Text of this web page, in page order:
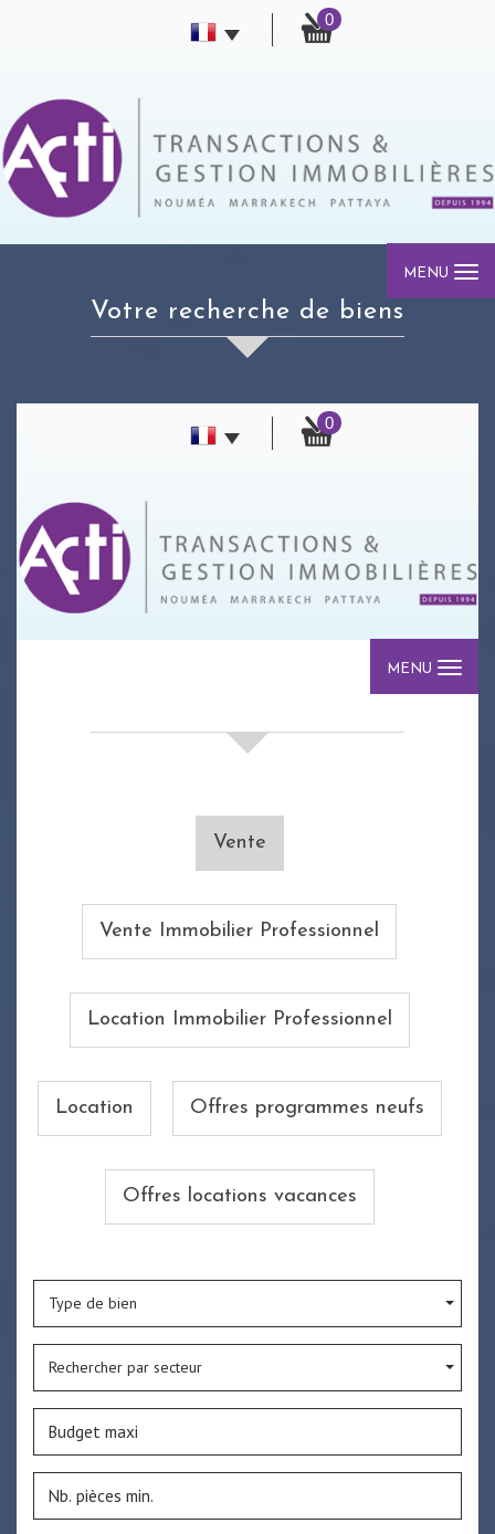
0
MENU
votre recherche de biens
0
MENU
Vente
Vente Immobilier Professionnel
Location Immobilier Professionnel
Location Offres programmes neufs
Offres locations vacances
Type de bien
Rechercher par secteur